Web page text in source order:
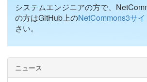
システムエンジニアの方で、
の方はGitHub上のNetCommons3サイ
さい。
ニュース